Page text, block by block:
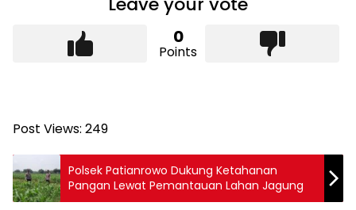
0
Points
Post Views: 249
Polsek Patianrowo Dukung Ketahanan
Pangan Lewat Pemantauan Lahan Jagung